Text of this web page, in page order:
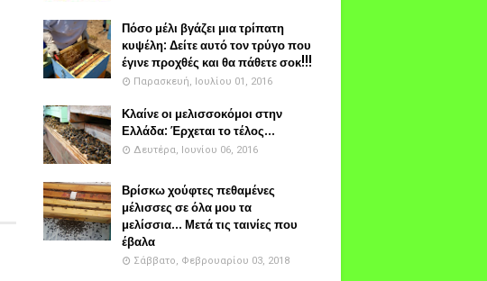
Πόσο μέλι βγάζει μια τρίπατη
κυψέλη: Δείτε αυτό τον τρύγο που
έγινε προχθές και θα πάθετε σοκ!!!
Παρασκευή, Ιουλίου 01, 2016
Κλαίνε οι μελισσοκόμοι στην
Ελλάδα: Έρχεται το τέλος...
Δευτέρα, Ιουνίου 06, 2016
Βρίσκω χούφτες πεθαμένες
μέλισσες σε όλα μου τα
μελίσσια... Μετά τις ταινίες που
έβαλα
Σάββατο, Φεβρουαρίου 03, 2018